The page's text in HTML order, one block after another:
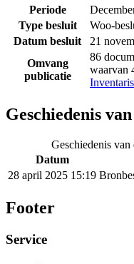
Periode
Type besluit
Woo-
Datum besluit
21
Omvang
publicatie
86
waarvan
Geschiedenis
Geschiedenis
Datum
28 april 2025 15:19
Footer
Service